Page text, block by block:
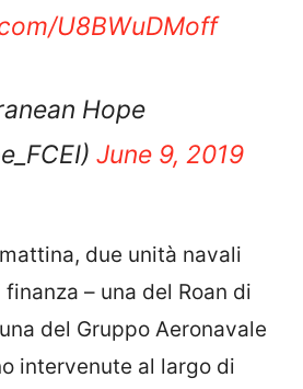
U8BWuDMoff
Hope
June 9, 2019
due unità navali
– una del Roan di
del Gruppo Aeronavale
intervenute al largo di